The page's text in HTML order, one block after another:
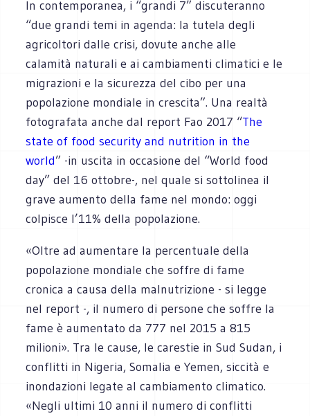
In contemporanea, i “grandi 7” discuteranno
“due grandi temi in agenda: la tutela degli
agricoltori dalle crisi, dovute anche alle
calamità naturali e ai cambiamenti climatici e le
migrazioni e la sicurezza del cibo per una
popolazione mondiale in crescita”. Una realtà
fotografata anche dal report Fao 2017 “The
state of food security and nutrition in the
world” -in uscita in occasione del “World food
day” del 16 ottobre-, nel quale si sottolinea il
grave aumento della fame nel mondo: oggi
colpisce l’11% della popolazione.
«Oltre ad aumentare la percentuale della
popolazione mondiale che soffre di fame
cronica a causa della malnutrizione - si legge
nel report -, il numero di persone che soffre la
fame è aumentato da 777 nel 2015 a 815
milioni». Tra le cause, le carestie in Sud Sudan, i
conflitti in Nigeria, Somalia e Yemen, siccità e
inondazioni legate al cambiamento climatico.
«Negli ultimi 10 anni il numero di conflitti